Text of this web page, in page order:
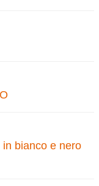
bianco e nero